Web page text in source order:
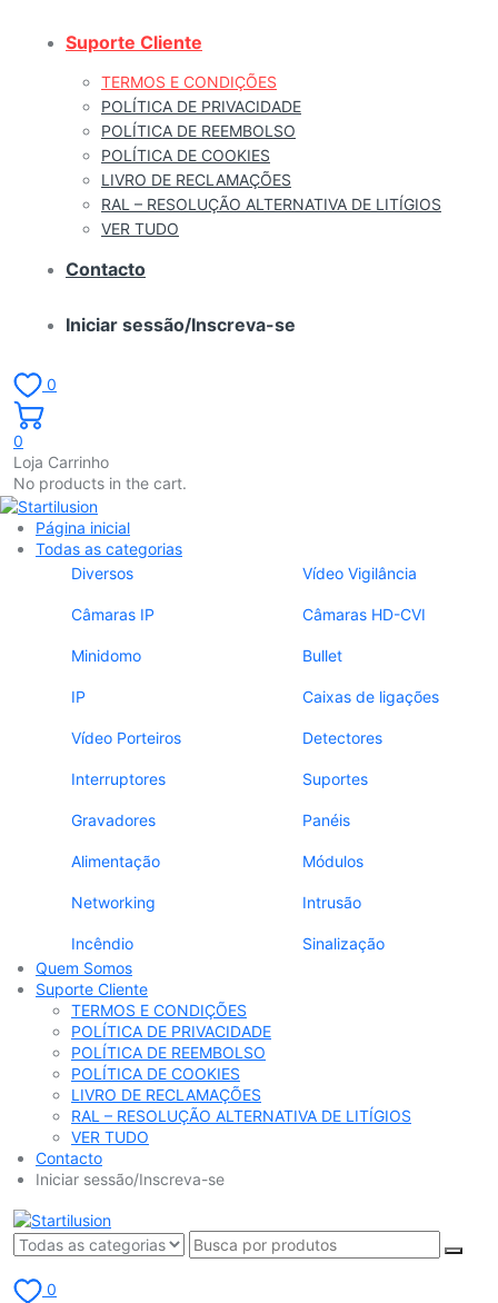
Suporte Cliente
TERMOS E CONDIÇÕES
POLÍTICA DE PRIVACIDADE
POLÍTICA DE REEMBOLSO
POLÍTICA DE COOKIES
LIVRO DE RECLAMAÇÕES
RAL – RESOLUÇÃO ALTERNATIVA DE LITÍGIOS
VER TUDO
Contacto
Iniciar sessão/Inscreva-se
0
0
Loja Carrinho
No products in the cart.
Página inicial
Todas as categorias
Diversos
Vídeo Vigilância
Câmaras IP Câmaras HD-CVI
Minidomo Bullet
IP Caixas de ligações
Vídeo Porteiros Detectores
Interruptores Suportes
Gravadores Panéis
Alimentação Módulos
Networking Intrusão
Incêndio
Sinalização
Quem Somos
Suporte Cliente
TERMOS E CONDIÇÕES
POLÍTICA DE PRIVACIDADE
POLÍTICA DE REEMBOLSO
POLÍTICA DE COOKIES
LIVRO DE RECLAMAÇÕES
RAL – RESOLUÇÃO ALTERNATIVA DE LITÍGIOS
VER TUDO
Contacto
Iniciar sessão/Inscreva-se
0